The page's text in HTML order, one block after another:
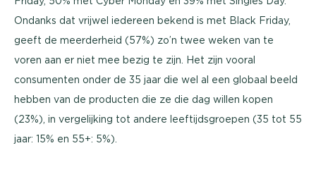
Ondanks dat vrijwel iedereen bekend is met Black Friday,
geeft de meerderheid (57%) zo’n twee weken van te
voren aan er niet mee bezig te zijn. Het zijn vooral
consumenten onder de 35 jaar die wel al een globaal beeld
hebben van de producten die ze die dag willen kopen
(23%), in vergelijking tot andere leeftijdsgroepen (35 tot 55
jaar: 15% en 55+: 5%).